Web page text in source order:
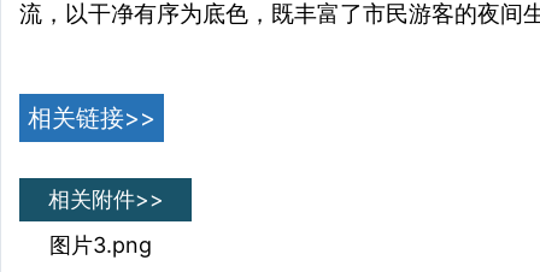
流，以干净有序为底色，既丰富了市民游客的夜间
相关链接>>
相关附件>>
图片3.png